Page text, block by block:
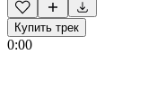
Купить трек
0:00